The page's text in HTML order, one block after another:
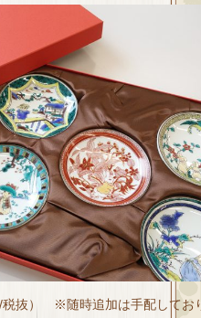
税抜） ※随時追加は手配してお